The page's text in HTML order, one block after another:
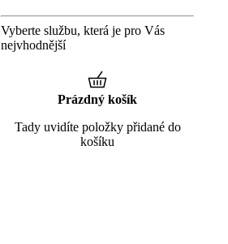
Vyberte službu, která je pro Vás
nejvhodnější
Prázdný košík
Tady uvidíte položky přidané do
košíku